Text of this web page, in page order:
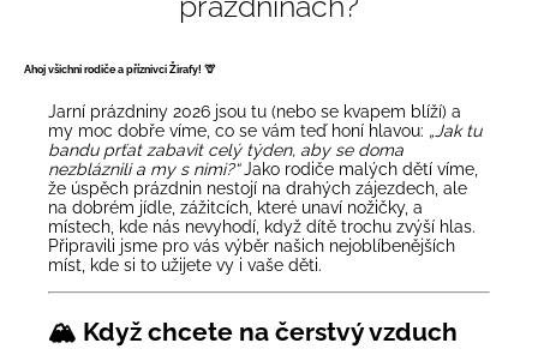
Ahoj všichni rodiče a příznivci Žirafy! 🦒
Jarní prázdniny 2026 jsou tu (nebo se kvapem blíží) a
my moc dobře víme, co se vám teď honí hlavou: „Jak tu
bandu prťat zabavit celý týden, aby se doma
nezbláznili a my s nimi?“Jako rodiče malých dětí víme,
že úspěch prázdnin nestojí na drahých zájezdech, ale
na dobrém jídle, zážitcích, které unaví nožičky, a
místech, kde nás nevyhodí, když dítě trochu zvýší hlas.
Připravili jsme pro vás výběr našich nejoblíbenějších
míst, kde si to užijete vy i vaše děti.
🏔️ Když chcete na čerstvý vzduch